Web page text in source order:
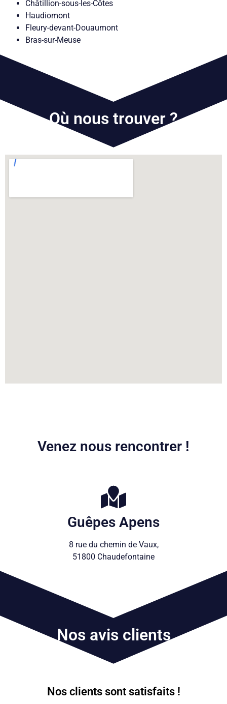
Châtillion-sous-les-Côtes
Haudiomont
Fleury-devant-Douaumont
Bras-sur-Meuse
Où nous trouver ?
Venez nous rencontrer !
Guêpes Apens
8 rue du chemin de Vaux,
51800 Chaudefontaine
Nos avis clients
Nos clients sont satisfaits !